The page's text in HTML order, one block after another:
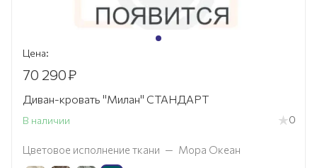
Цена:
70 290₽
Диван-кровать "Милан" СТАНДАРТ
В наличии 0
Цветовое исполнение ткани — Мора Океан